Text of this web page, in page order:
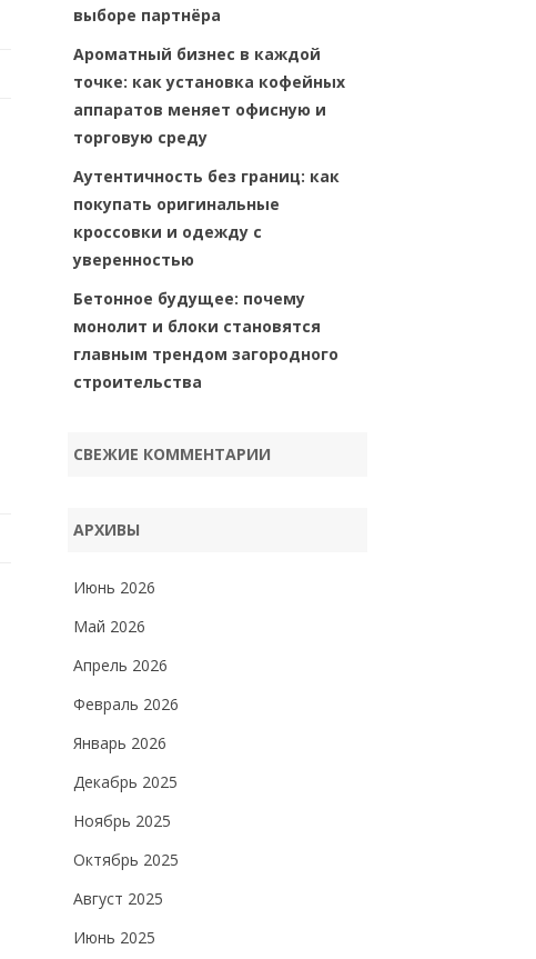
выборе партнёра
Ароматный бизнес в каждой
точке: как установка кофейных
аппаратов меняет офисную и
торговую среду
Аутентичность без границ: как
покупать оригинальные
кроссовки и одежду с
уверенностью
Бетонное будущее: почему
монолит и блоки становятся
главным трендом загородного
строительства
СВЕЖИЕ КОММЕНТАРИИ
АРХИВЫ
Июнь 2026
Май 2026
Апрель 2026
Февраль 2026
Январь 2026
Декабрь 2025
Ноябрь 2025
Октябрь 2025
Август 2025
Июнь 2025